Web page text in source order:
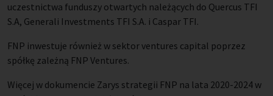
uczestnictwa funduszy otwartych należących do Quercus TFI
S.A, Generali Investments TFI S.A. i Caspar TFI.
FNP inwestuje również w sektor ventures capital poprzez
spółkę zależną FNP Ventures.
Więcej w dokumencie Zarys strategii FNP na lata 2020-2024 w